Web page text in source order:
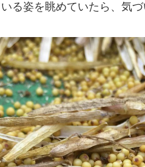
る姿を眺めていたら、気づ